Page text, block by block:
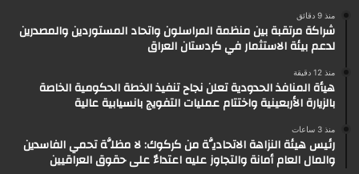
منذ 9 دقائق
شراكة مرتقبة بين منظمة المراسلون واتحاد المستوردين والمصدرين
لدعم بيئة الاستثمار في كردستان العراق
منذ 12 دقيقة
هيأة المنافذ الحدودية تعلن نجاح تنفيذ الخطة الحكومية الخاصة
بالزيارة الأربعينية واختتام عمليات التفويج بانسيابية عالية
منذ 3 ساعات
رئيس هيئة النزاهة الاتحاديَّة من كركوك: لا مظلَّة تحمي الفاسدين
والمال العام أمانة والتجاوز عليه اعتداءٌ على حقوق العراقيين